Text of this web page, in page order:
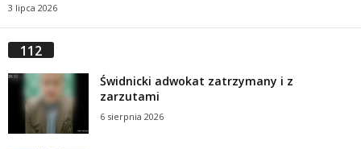
3 lipca 2026
112
Świdnicki adwokat zatrzymany i z
zarzutami
6 sierpnia 2026